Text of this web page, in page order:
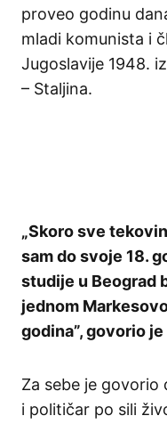
proveo godinu
mladi komunista i
Jugoslavije 1948.
– Staljina.
„Skoro sve
sam do svoje 18.
studije u Beograd
jednom
godina”, govorio
Za sebe je
i političar po sili